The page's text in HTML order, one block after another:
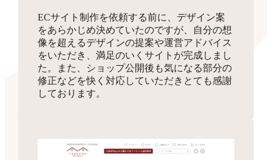
ECサイト制作を依頼する前に、デザイン案
をあらかじめ決めていたのですが、自分の想
像を超えるデザインの提案や運営アドバイス
をいただき、満足のいくサイトが完成しまし
た。また、ショップ公開後も気になる部分の
修正などを快く対応していただきとても感謝
しております。